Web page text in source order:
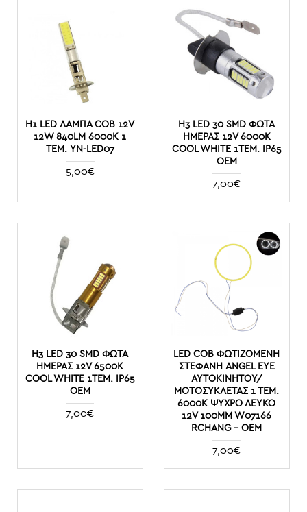
H1 LED ΛΆΜΠΑ COB 12V
12W 840LM 6000K 1
ΤΕΜ. YN-LED07
5,00€
H3 LED 30 SMD ΦΏΤΑ
ΗΜΈΡΑΣ 12V 6000K
COOL WHITE 1ΤΕΜ. IP65
OEM
7,00€
H3 LED 30 SMD ΦΏΤΑ
ΗΜΈΡΑΣ 12V 6500K
COOL WHITE 1ΤΕΜ. IP65
OEM
7,00€
LED COB ΦΩΤΙΖΌΜΕΝΗ
ΣΤΕΦΆΝΗ ANGEL EYE
ΑΥΤΟΚΙΝΉΤΟΥ/
ΜΟΤΟΣΥΚΛΈΤΑΣ 1 ΤΕΜ.
6000K ΨΥΧΡΌ ΛΕΥΚΌ
12V 100MM W07166
RCHANG - OEM
7,00€